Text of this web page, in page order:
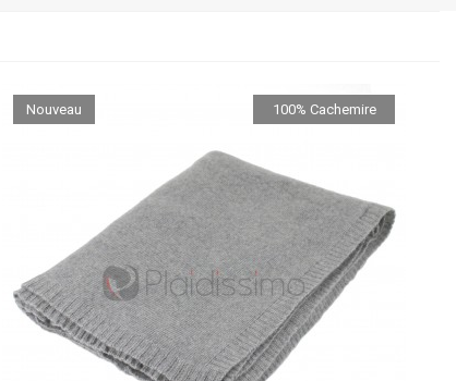
Nouveau 100% Cachemire